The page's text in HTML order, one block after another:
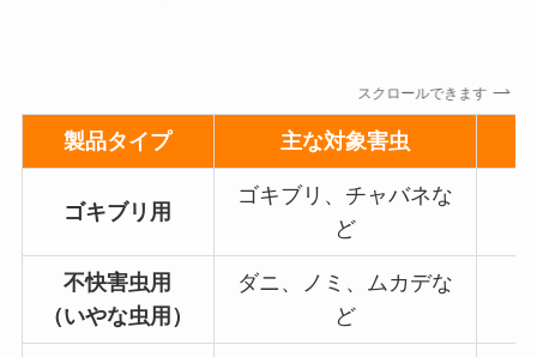
スクロールできます
製品タイプ 主な対象害虫
ゴキブリ用
ゴキブリ、チャバネな
ど
不快害虫用
（いやな虫用）
ダニ、ノミ、ムカデな
ど